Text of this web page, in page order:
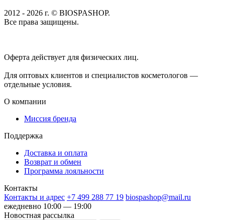
2012 - 2026 г. © BIOSPASHOP.
Все права защищены.
Оферта действует для физических лиц.
Для оптовых клиентов и специалистов косметологов —
отдельные условия.
О компании
Миссия бренда
Поддержка
Доставка и оплата
Возврат и обмен
Программа лояльности
Контакты
Контакты и адрес +7 499 288 77 19 biospashop@mail.ru
ежедневно 10:00 — 19:00
Новостная рассылка